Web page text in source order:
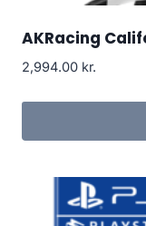
AKRacing
2,994.00 kr.